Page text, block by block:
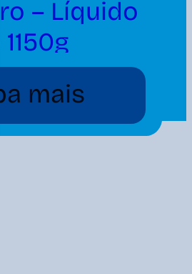
– Líquido
mais